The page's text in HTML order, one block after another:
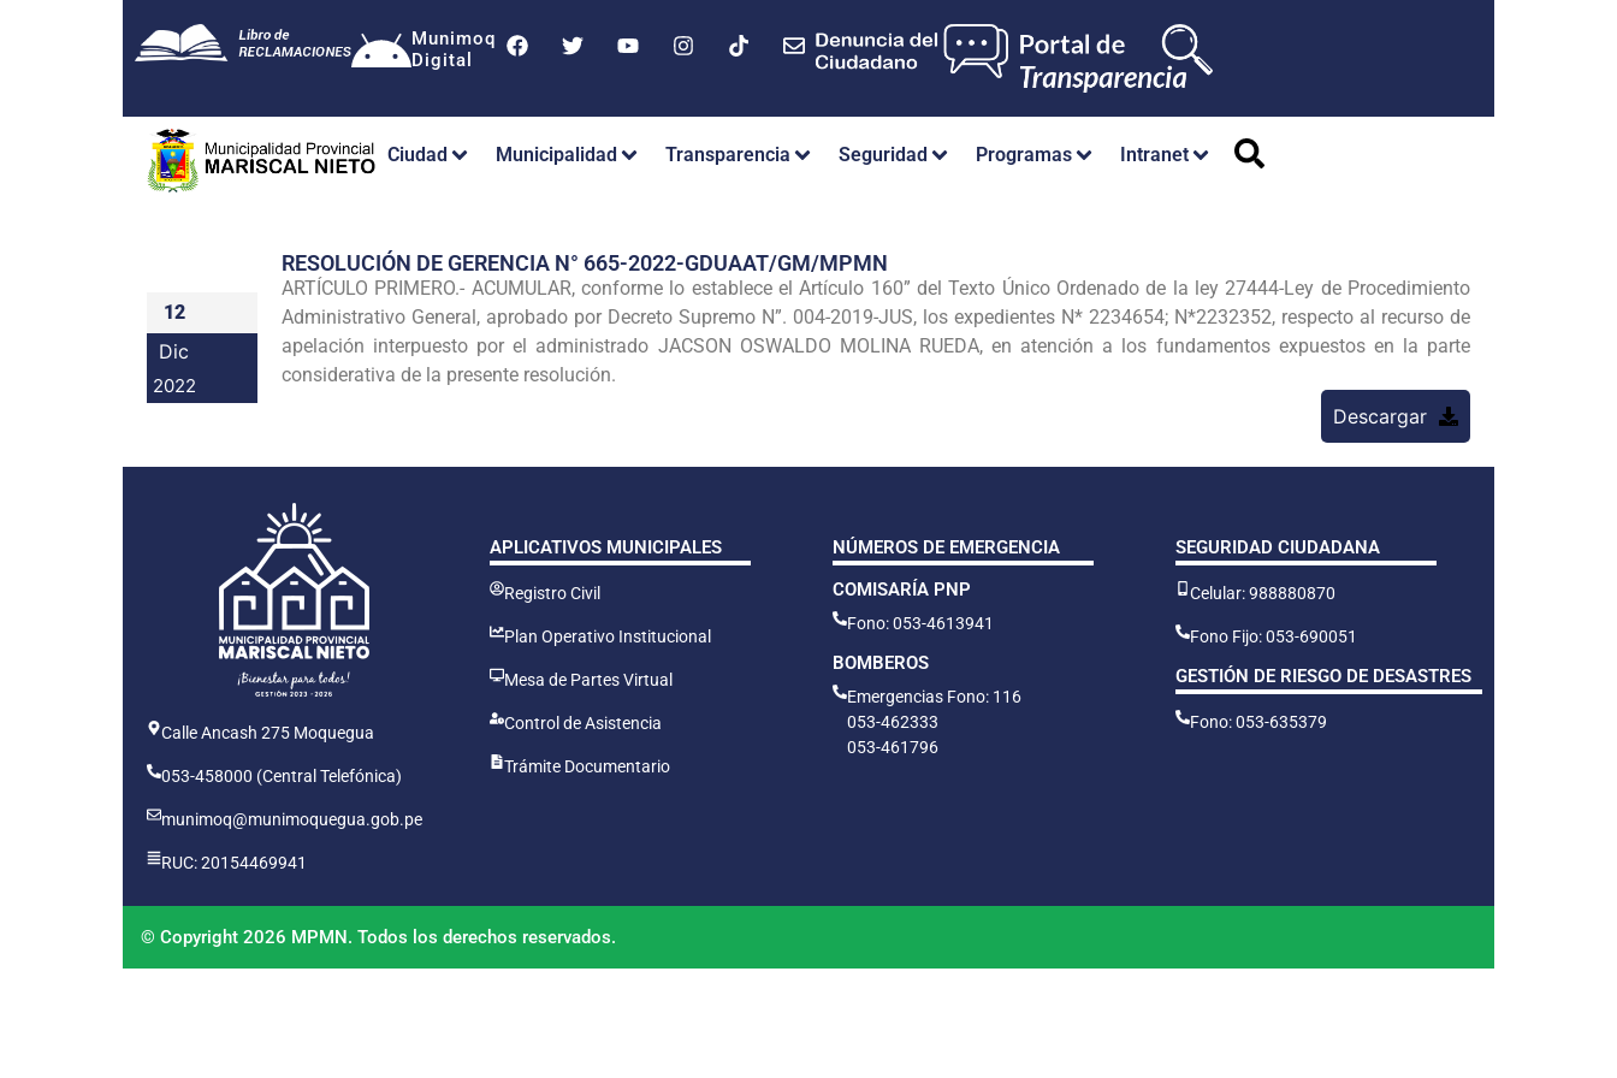
Munimoq
Digital
Ciudad Municipalidad Transparencia Seguridad Programas Intranet
12
Dic
2022
RESOLUCIÓN DE GERENCIA N° 665-2022-GDUAAT/GM/MPMN
ARTÍCULO PRIMERO.- ACUMULAR, conforme lo establece el Artículo 160” del Texto Único Ordenado de la ley 27444-Ley de Procedimiento
Administrativo General, aprobado por Decreto Supremo N”. 004-2019-JUS, los expedientes N* 2234654; N*2232352, respecto al recurso de
apelación interpuesto por el administrado JACSON OSWALDO MOLINA RUEDA, en atención a los fundamentos expuestos en la parte
considerativa de la presente resolución.
Descargar
Calle Ancash 275 Moquegua
053-458000 (Central Telefónica)
munimoq@munimoquegua.gob.pe
RUC: 20154469941
APLICATIVOS MUNICIPALES
Registro Civil
Plan Operativo Institucional
Mesa de Partes Virtual
Control de Asistencia
Trámite Documentario
NÚMEROS DE EMERGENCIA
COMISARÍA PNP
Fono: 053-4613941
BOMBEROS
Emergencias Fono: 116
053-462333
053-461796
SEGURIDAD CIUDADANA
Celular: 988880870
Fono Fijo: 053-690051
GESTIÓN DE RIESGO DE DESASTRES
Fono: 053-635379
© Copyright 2026 MPMN. Todos los derechos reservados.